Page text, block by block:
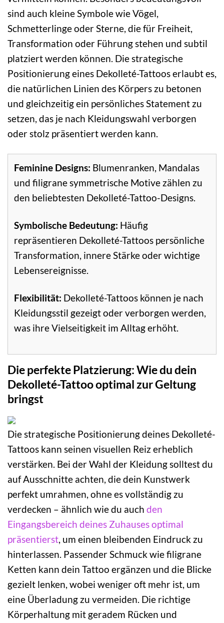
sind auch kleine Symbole wie Vögel,
Schmetterlinge oder Sterne, die für Freiheit,
Transformation oder Führung stehen und subtil
platziert werden können. Die strategische
Positionierung eines Dekolleté-Tattoos erlaubt es,
die natürlichen Linien des Körpers zu betonen
und gleichzeitig ein persönliches Statement zu
setzen, das je nach Kleidungswahl verborgen
oder stolz präsentiert werden kann.
Feminine Designs: Blumenranken, Mandalas
und filigrane symmetrische Motive zählen zu
den beliebtesten Dekolleté-Tattoo-Designs.
Symbolische Bedeutung: Häufig
repräsentieren Dekolleté-Tattoos persönliche
Transformation, innere Stärke oder wichtige
Lebensereignisse.
Flexibilität: Dekolleté-Tattoos können je nach
Kleidungsstil gezeigt oder verborgen werden,
was ihre Vielseitigkeit im Alltag erhöht.
Die perfekte Platzierung: Wie du dein
Dekolleté-Tattoo optimal zur Geltung
bringst
Die strategische Positionierung deines Dekolleté-
Tattoos kann seinen visuellen Reiz erheblich
verstärken. Bei der Wahl der Kleidung solltest du
auf Ausschnitte achten, die dein Kunstwerk
perfekt umrahmen, ohne es vollständig zu
verdecken – ähnlich wie du auch den
Eingangsbereich deines Zuhauses optimal
präsentierst, um einen bleibenden Eindruck zu
hinterlassen. Passender Schmuck wie filigrane
Ketten kann dein Tattoo ergänzen und die Blicke
gezielt lenken, wobei weniger oft mehr ist, um
eine Überladung zu vermeiden. Die richtige
Körperhaltung mit geradem Rücken und